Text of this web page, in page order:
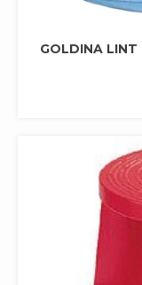
GOLDINA LINT